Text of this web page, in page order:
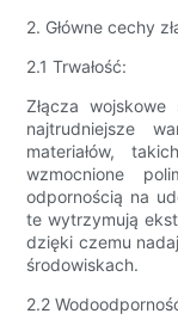
2. Główne cechy
2.1 Trwałość:
Złącza
najtrudniejsze
materiałów,
wzmocnione
odpornością na
te wytrzymują
dzięki czemu
środowiskach.
2.2